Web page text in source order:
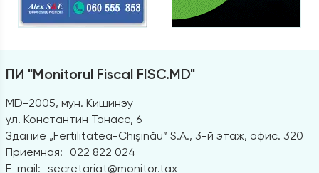
ПИ "Monitorul Fiscal FISC.MD"
MD-2005, мун. Кишинэу
ул. Константин Тэнасе, 6
Здание „Fertilitatea-Chișinău” S.A., 3-й этаж, офис. 320
Приемная:
022 822 024
E-mail: secretariat@monitor.tax